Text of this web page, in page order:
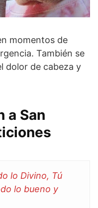
momentos de
También se
dolor de cabeza y
a San
lo Divino, Tú
lo bueno y